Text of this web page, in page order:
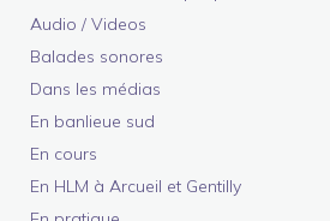
Audio / Videos
Balades sonores
Dans les médias
En banlieue sud
En cours
En HLM à Arcueil et Gentilly